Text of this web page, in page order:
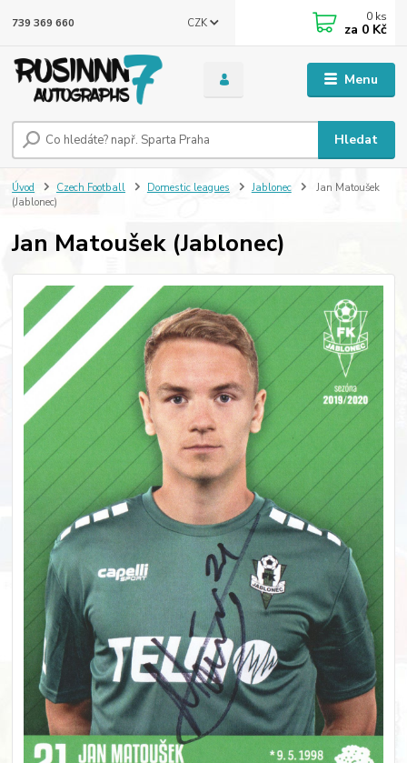
Menu
CZK
Hledat
739 369 660 0 ks
za 0 Kč
Úvod Czech Football Domestic leagues Jablonec
Jan Matoušek
(Jablonec)
Jan Matoušek (Jablonec)